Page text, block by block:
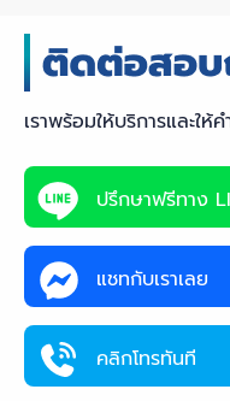
เราพร้อมให้บริการและใ
ปรึกษาฟรีทาง
แชทกับเราเลย
คลิกโทรทันที